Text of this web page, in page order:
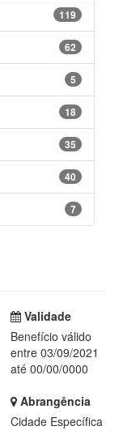
119
62
5
18
35
40
7
Validade
Benefício válido
entre 03/09/2021
até 00/00/0000
Abrangência
Cidade Específica